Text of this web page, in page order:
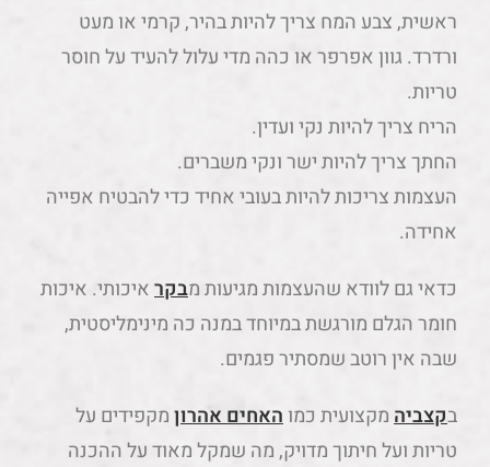
ראשית, צבע המח צריך להיות בהיר, קרמי או מעט
ורדרד. גוון אפרפר או כהה מדי עלול להעיד על חוסר
טריות.
הריח צריך להיות נקי ועדין.
החתך צריך להיות ישר ונקי משברים.
העצמות צריכות להיות בעובי אחיד כדי להבטיח אפייה
אחידה.
כדאי גם לוודא שהעצמות מגיעות מבקראיכותי. איכות
חומר הגלם מורגשת במיוחד במנה כה מינימליסטית,
שבה אין רוטב שמסתיר פגמים.
בקצביהמקצועית כמוהאחים אהרוןמקפידים על
טריות ועל חיתוך מדויק, מה שמקל מאוד על ההכנה